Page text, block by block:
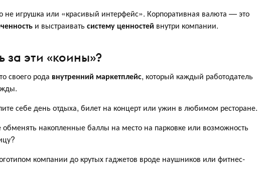
не игрушка или «красивый интерфейс». Корпоративная валюта — это
и выстраивать систему ценностей внутри компании.
за эти «коины»?
своего рода внутренний маркетплейс, который каждый работодатель
себе день отдыха, билет на концерт или ужин в любимом ресторане.
накопленные баллы на место на парковке или возможность
компании до крутых гаджетов вроде наушников или фитнес-